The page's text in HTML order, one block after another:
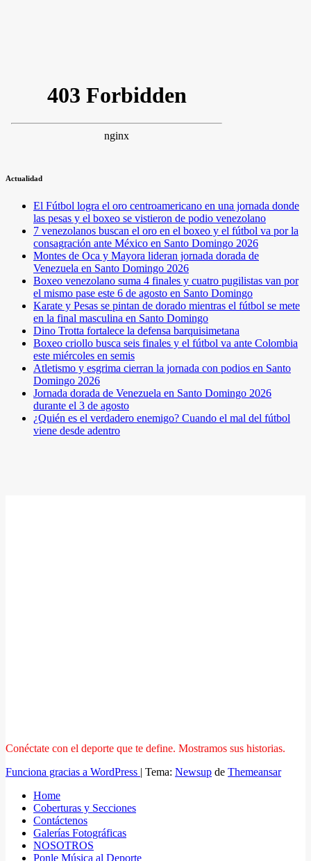
Actualidad
El Fútbol logra el oro centroamericano en una jornada donde
las pesas y el boxeo se vistieron de podio venezolano
7 venezolanos buscan el oro en el boxeo y el fútbol va por la
consagración ante México en Santo Domingo 2026
Montes de Oca y Mayora lideran jornada dorada de
Venezuela en Santo Domingo 2026
Boxeo venezolano suma 4 finales y cuatro pugilistas van por
el mismo pase este 6 de agosto en Santo Domingo
Karate y Pesas se pintan de dorado mientras el fútbol se mete
en la final masculina en Santo Domingo
Dino Trotta fortalece la defensa barquisimetana
Boxeo criollo busca seis finales y el fútbol va ante Colombia
este miércoles en semis
Atletismo y esgrima cierran la jornada con podios en Santo
Domingo 2026
Jornada dorada de Venezuela en Santo Domingo 2026
durante el 3 de agosto
¿Quién es el verdadero enemigo? Cuando el mal del fútbol
viene desde adentro
Conéctate con el deporte que te define. Mostramos sus historias.
Funciona gracias a WordPress | Tema: Newsup de Themeansar
Home
Coberturas y Secciones
Contáctenos
Galerías Fotográficas
NOSOTROS
Ponle Música al Deporte